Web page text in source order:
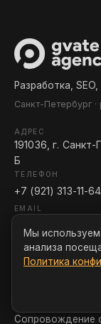
Разработка,
Санкт-Петербург
АДРЕС
191036, г.
Б
ТЕЛЕФОН
+7 (921) 313-11-64
EMAIL
УСЛУГИ
Сопровождение
Мы
анализа
Политика